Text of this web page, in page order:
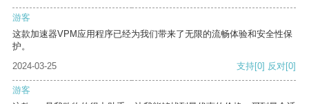
游客
这款加速器VPM应用程序已经为我们带来了无限的流畅体验和安全性保
护。
2024-03-25
支持[0] 反对[0]
游客